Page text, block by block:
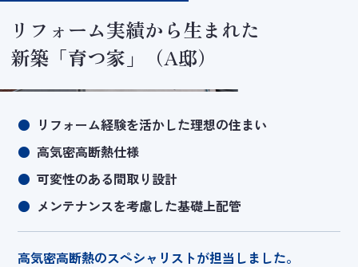
リフォーム実績から生まれた
新築「育つ家」（A邸）
リフォーム経験を活かした理想の住まい
高気密高断熱仕様
可変性のある間取り設計
メンテナンスを考慮した基礎上配管
高気密高断熱のスペシャリストが担当しました。